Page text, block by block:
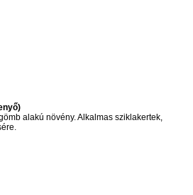
alakú növény. Alkalmas sziklakertek,